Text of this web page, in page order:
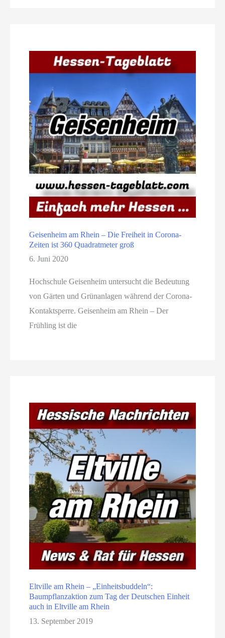
Geisenheim am Rhein – Die Freiheit in Corona-
Zeiten ist 360 Quadratmeter groß
6. Juni 2020
Hochschule Geisenheim untersucht die Bedeutung
von Gärten und Grünanlagen während der Corona-
Kontaktsperre. Geisenheim am Rhein – Der
Frühling ist die
Eltville am Rhein – „Einheitsbuddeln“:
Baumpflanzaktion zum Tag der Deutschen Einheit
auch in Eltville am Rhein
13. September 2019